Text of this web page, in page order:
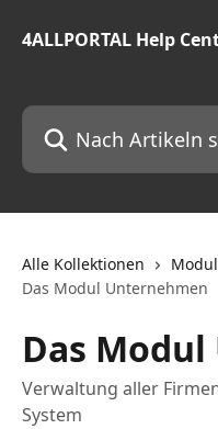
4ALLPORTAL Help
Nach Artikeln suchen …
Alle Kollektionen
Das Modul Unternehmen
Das
Verwaltung aller
System